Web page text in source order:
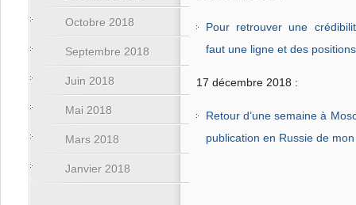
Octobre 2018
Septembre 2018
Juin 2018
Mai 2018
Mars 2018
Janvier 2018
Pour retrouver une
faut une ligne et des
17 décembre 2018 :
Retour d’une semaine à
publication en Russie de